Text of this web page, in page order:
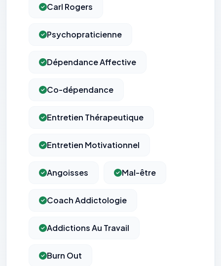
Carl Rogers
Psychopraticienne
Dépendance Affective
Co-dépendance
Entretien Thérapeutique
Entretien Motivationnel
Angoisses Mal-être
Coach Addictologie
Addictions Au Travail
Burn Out